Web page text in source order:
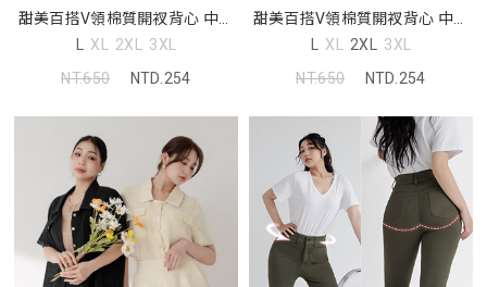
甜美百搭V領棉質開衩背心 中大
尺碼上衣
L XL 2XL 3XL
NT.650
NTD.254
甜美百搭V領棉質開衩背心 中大
尺碼上衣
L XL 2XL 3XL
NT.650
NTD.254